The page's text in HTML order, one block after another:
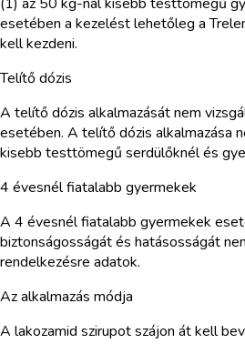
esetében a kezelést lehetőleg a
kell kezdeni.
Telítő dózis
A telítő dózis alkalmazását nem
esetében. A telítő dózis alkalmazása
kisebb testtömegű serdülőknél és
4 évesnél fiatalabb gyermekek
A 4 évesnél fiatalabb gyermekek
biztonságosságát és hatásosságát
rendelkezésre adatok.
Az alkalmazás módja
A lakozamid szirupot szájon át kell